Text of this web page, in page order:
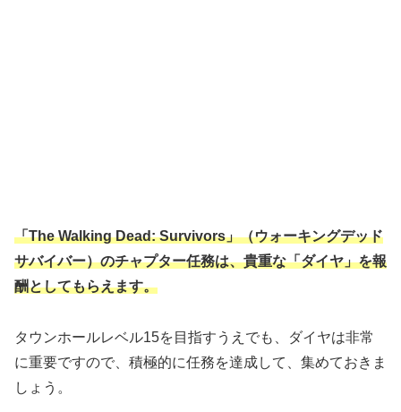
「The Walking Dead: Survivors」（ウォーキングデッド
サバイバー）のチャプター任務は、貴重な「ダイヤ」を報
酬としてもらえます。
タウンホールレベル15を目指すうえでも、ダイヤは非常
に重要ですので、積極的に任務を達成して、集めておきま
しょう。